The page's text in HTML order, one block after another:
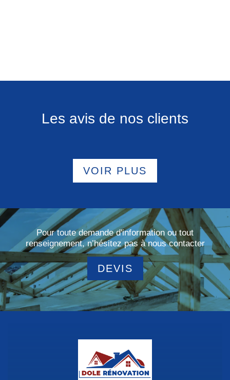
Les avis de nos clients
VOIR PLUS
Pour toute demande d'information ou tout
renseignement, n’hésitez pas à nous contacter
DEVIS